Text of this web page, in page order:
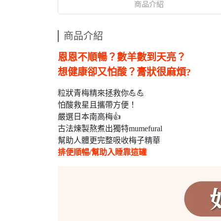
商品介紹
商品介紹
恩恩不順暢？數羊數到天亮？
想健康卻又怕酸？膏狀很麻煩?
粒狀青梅精來拯救你💪💪
怕酸救星且攜帶方便！
嚴選日本南高梅👍
古法煉製熬煮出獨特mumefural
幫助人體更完整吸收梅子精華
排便順暢/幫助入睡靠這罐